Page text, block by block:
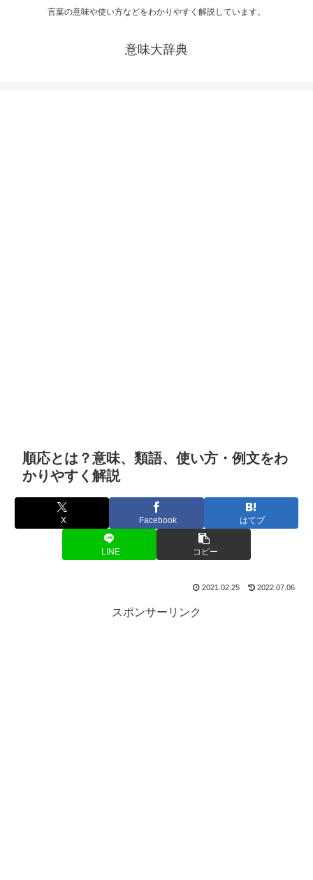
言葉の意味や使い方などをわかりやすく解説しています。
意味大辞典
順応とは？意味、類語、使い方・例文をわ
かりやすく解説
X Facebook はてブ
LINE コピー
2021.02.25 2022.07.06
スポンサーリンク